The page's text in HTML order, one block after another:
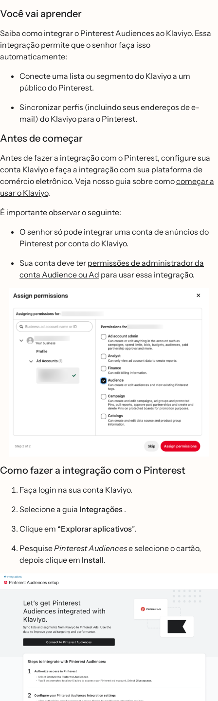
Você vai aprender
Saiba como integrar o Pinterest Audiences ao Klaviyo. Essa
integração permite que o senhor faça isso
automaticamente:
Conecte uma lista ou segmento do Klaviyo a um
público do Pinterest.
Sincronizar perfis (incluindo seus endereços de e-
mail) do Klaviyo para o Pinterest.
Antes de começar
Antes de fazer a integração com o Pinterest, configure sua
conta Klaviyo e faça a integração com sua plataforma de
comércio eletrônico. Veja nosso guia sobre comocomeçar a
usar o Klaviyo.
É importante observar o seguinte:
O senhor só pode integrar uma conta de anúncios do
Pinterest por conta do Klaviyo.
Sua conta deve ter permissões de administrador da
conta Audience ou Ad para usar essa integração.
Como fazer a integração com o Pinterest
Faça login na sua conta Klaviyo.
Selecione a guia Integrações .
Clique em “Explorar aplicativos”.
PesquisePinterest Audiencese selecione o cartão,
depois clique em Install.